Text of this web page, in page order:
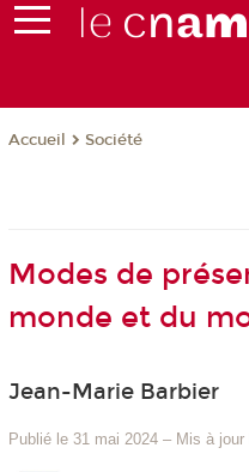
Accueil Société
Modes de
monde et du
Jean-Marie Barbier
Publié le 31 mai 2024 – Mis à jour